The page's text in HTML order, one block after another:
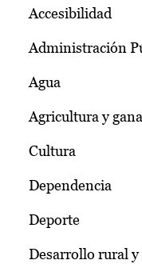
Accesibilidad
Administración
Agua
Agricultura y
Cultura
Dependencia
Deporte
Desarrollo rural y